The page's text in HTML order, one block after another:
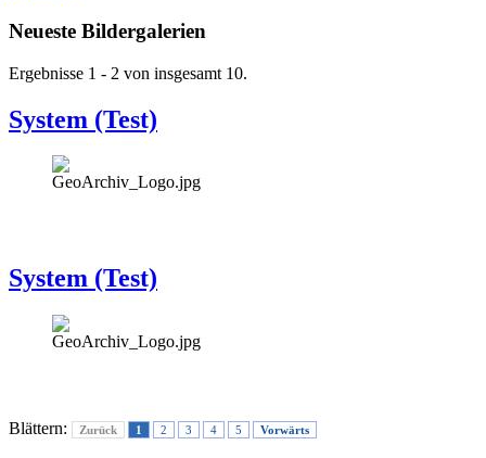
Neueste Bildergalerien
Ergebnisse 1 - 2 von insgesamt 10.
System (Test)
System (Test)
Blättern: Zurück 1 2 3 4 5 Vorwärts